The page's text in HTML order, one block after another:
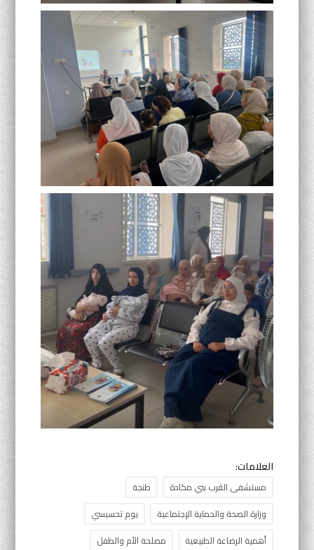
العلامات:
مستشفى القرب بني مكادة
طنجة
وزارة الصحة والحماية الإجتماعية
يوم تحسيسي
أهمية الرضاعة الطبيعية
مصلحة الأم والطفل